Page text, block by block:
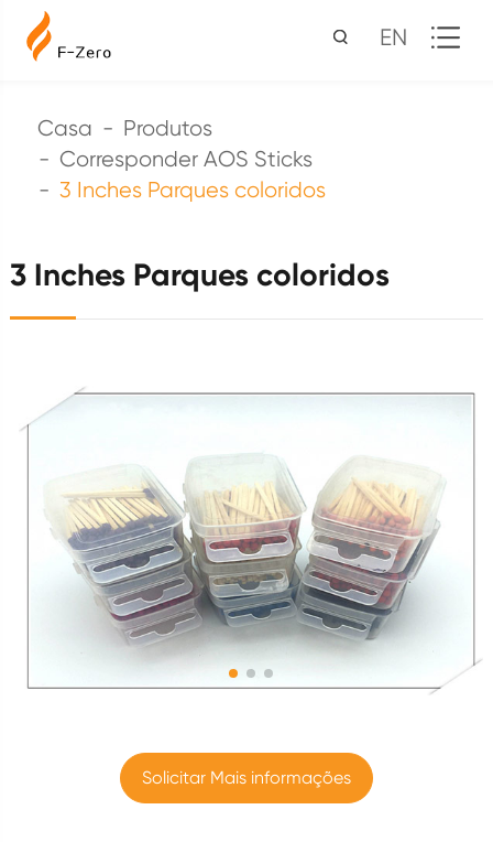
EN
Casa
Produtos
Corresponder AOS Sticks
3 Inches Parques coloridos
3 Inches Parques coloridos
Solicitar Mais informações